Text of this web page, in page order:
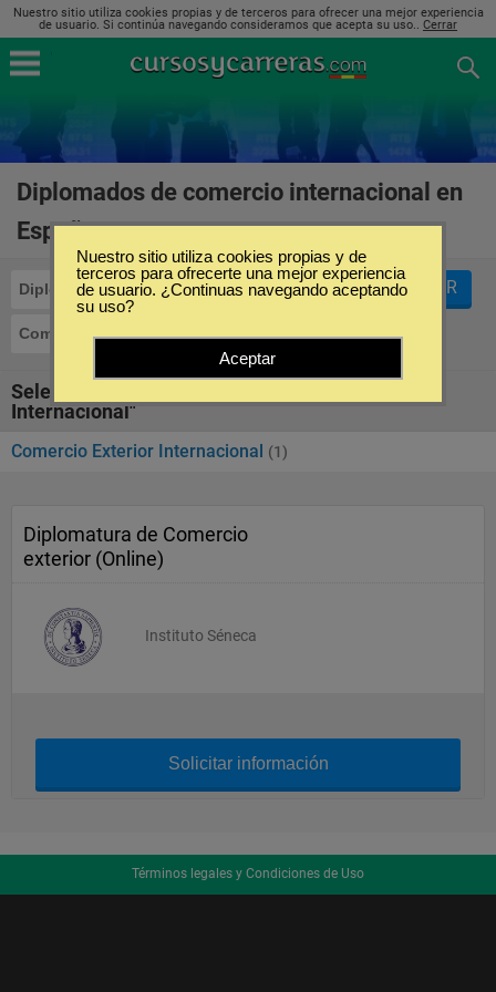
Nuestro sitio utiliza cookies propias y de terceros para ofrecer una mejor experiencia
de usuario. Si continúa navegando consideramos que acepta su uso.. Cerrar
Diplomados de comercio internacional en
España
Diplomados
Comercio Internacional
FILTRAR
Seleccione la SubCategoría de "Comercio
Internacional"
Comercio Exterior Internacional (1)
Diplomatura de Comercio
exterior (Online)
Instituto Séneca
Solicitar información
Términos legales y Condiciones de Uso
Nuestro sitio utiliza cookies propias y de
terceros para ofrecerte una mejor experiencia
de usuario. ¿Continuas navegando aceptando
su uso?
Aceptar